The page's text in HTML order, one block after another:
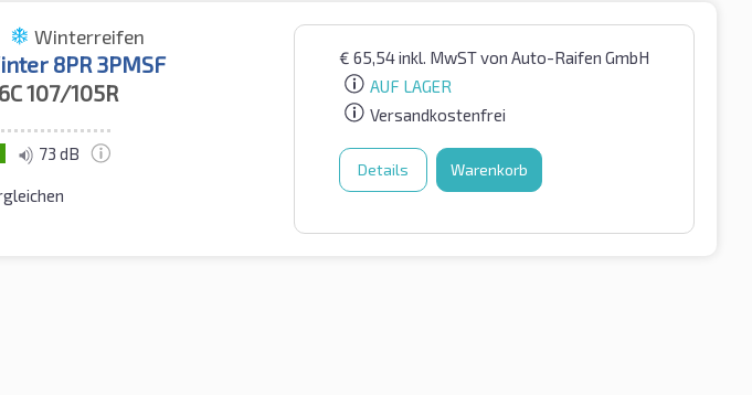
Winterreifen
8PR 3PMSF
107/105R
73 dB
€ 65,54inkl. MwSTvon Auto-Raifen GmbH
AUF LAGER
Versandkostenfrei
Details Warenkorb